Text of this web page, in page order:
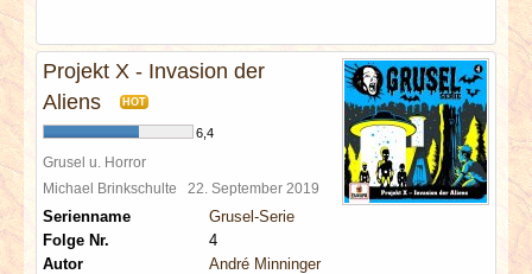
Projekt X - Invasion der
Aliens
HOT
6,4
Grusel u. Horror
Michael Brinkschulte 22. September 2019
Serienname
Grusel-Serie
Folge Nr.
4
Autor
André Minninger